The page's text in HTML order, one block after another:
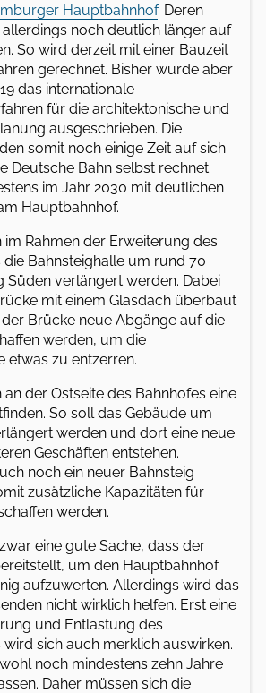
Hauptbahnhof. Deren
noch deutlich länger auf
So wird derzeit mit einer Bauzeit
gerechnet. Bisher wurde aber
das internationale
für die architektonische und
ausgeschrieben. Die
somit noch einige Zeit auf sich
Deutsche Bahn selbst rechnet
im Jahr 2030 mit deutlichen
Hauptbahnhof.
im Rahmen der Erweiterung des
Bahnsteighalle um rund 70
Süden verlängert werden. Dabei
mit einem Glasdach überbaut
Brücke neue Abgänge auf die
werden, um die
etwas zu entzerren.
der Ostseite des Bahnhofes eine
So soll das Gebäude um
werden und dort eine neue
Geschäften entstehen.
noch ein neuer Bahnsteig
zusätzliche Kapazitäten für
werden.
eine gute Sache, dass der
um den Hauptbahnhof
aufzuwerten. Allerdings wird das
nicht wirklich helfen. Erst eine
und Entlastung des
sich auch merklich auswirken.
noch mindestens zehn Jahre
Daher müssen sich die